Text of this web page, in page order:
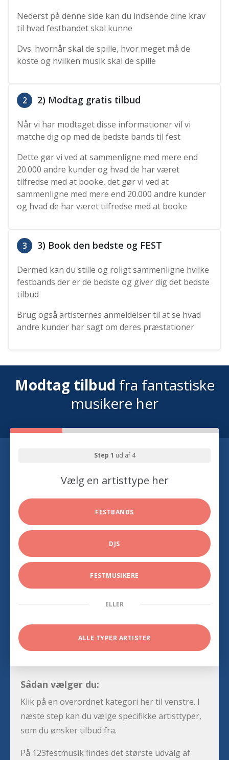
Nederst på denne side kan du indsende dine krav
til hvad festbandet skal kunne
Dvs. hvornår skal de spille, hvor meget må de
koste og hvilken musik skal de spille
2 2) Modtag gratis tilbud
Når vi har modtaget disse informationer vil vi
matche dig op med de bedste bands til fest
Dette gør vi ved at sammenligne med mere end
20.000 andre kunder og hvad de har været
tilfredse med at booke, det gør vi ved at
sammenligne med mere end 20.000 andre kunder
og hvad de har været tilfredse med at booke
3 3) Book den bedste og FEST
Dermed kan du stille og roligt sammenligne hvilke
festbands der er de bedste og giver dig det bedste
tilbud
Brug også artisternes anmeldelser til at se hvad
andre kunder har sagt om deres præstationer
Modtag tilbud fra fantastiske
musikere her
Step 1 ud af 4
Vælg en artisttype her
FESTBANDS
DJS
FESTMUSIKERE
ELLER
ALLE TYPER ARTISTER
Sådan vælger du:
Klik på en overordnet kategori her til venstre. I
næste step kan du vælge specifikke artisttyper,
som du ønsker tilbud fra.
På 123festmusik findes det største udvalg af